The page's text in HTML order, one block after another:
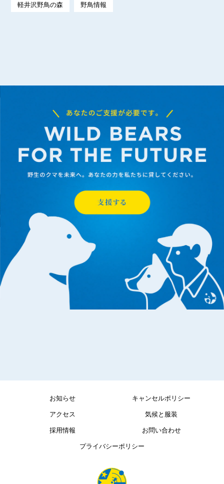
軽井沢野鳥の森 野鳥情報
お知らせ キャンセルポリシー
アクセス 気候と服装
採用情報 お問い合わせ
プライバシーポリシー